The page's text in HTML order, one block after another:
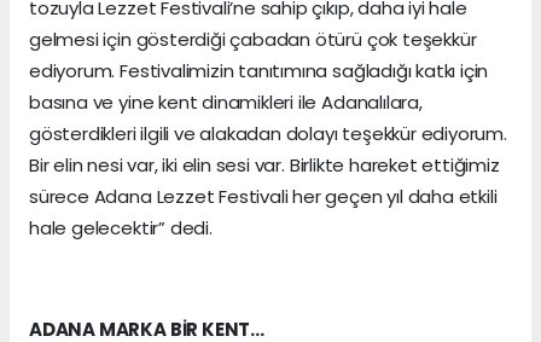
tozuyla Lezzet Festivali’ne sahip çıkıp, daha iyi hale
gelmesi için gösterdiği çabadan ötürü çok teşekkür
ediyorum. Festivalimizin tanıtımına sağladığı katkı için
basına ve yine kent dinamikleri ile Adanalılara,
gösterdikleri ilgili ve alakadan dolayı teşekkür ediyorum.
Bir elin nesi var, iki elin sesi var. Birlikte hareket ettiğimiz
sürece Adana Lezzet Festivali her geçen yıl daha etkili
hale gelecektir” dedi.
ADANA MARKA BİR KENT…